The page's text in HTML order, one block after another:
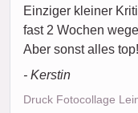
Einziger kleiner
fast 2 Wochen
Aber sonst alles
- Kerstin
Druck Fotocollage